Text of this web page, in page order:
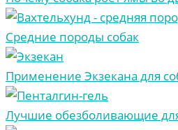
Средние породы собак
Применение Экзекана для
Лучшие обезболивающие для